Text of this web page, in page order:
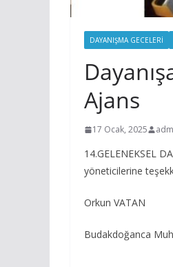
DAYANIŞMA GECELERI
Ajans
17 Ocak, 2025
14.GELENEKSEL
yöneticilerine
Orkun VATAN
Budakdoğanca